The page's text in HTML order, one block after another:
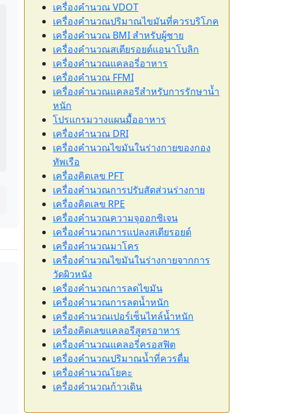
เครื่องคำนวณ VDOT
เครื่องคำนวณปริมาณไขมันที่ควรบริโภค
เครื่องคำนวณ BMI สำหรับผู้ชาย
เครื่องคำนวณสเตียรอยด์แอนาโบลิก
เครื่องคำนวณแคลอรี่อาหาร
เครื่องคำนวณ FFMI
เครื่องคำนวณแคลอรีสำหรับการรักษาน้ำ
หนัก
โปรแกรมวางแผนมื้ออาหาร
เครื่องคำนวณ DRI
เครื่องคำนวณไขมันในร่างกายของกอง
ทัพเรือ
เครื่องคิดเลข PFT
เครื่องคำนวณการปรับสัดส่วนร่างกาย
เครื่องคิดเลข RPE
เครื่องคำนวณความจุออกซิเจน
เครื่องคำนวณการแปลงสเตียรอยด์
เครื่องคำนวณมาโคร
เครื่องคำนวณไขมันในร่างกายจากการ
วัดผิวหนัง
เครื่องคำนวณการลดไขมัน
เครื่องคำนวณการลดน้ำหนัก
เครื่องคำนวณเปอร์เซ็นไทล์น้ำหนัก
เครื่องคิดเลขแคลอรีสูตรอาหาร
เครื่องคำนวณแคลอรี่ครอสฟิต
เครื่องคำนวณปริมาณน้ำที่ควรดื่ม
เครื่องคำนวณโยคะ
เครื่องคำนวณก้าวเดิน